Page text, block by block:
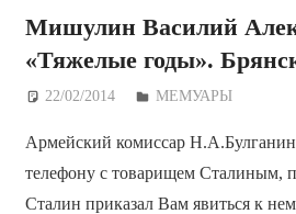
Мишулин Василий
«Тяжелые годы».
22/02/2014 Дежурный по
МЕМУАРЫ
Армейский комиссар
телефону с товарищем Сталиным,
Сталин приказал Вам явиться к